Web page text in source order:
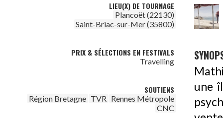
LIEU(X) DE TOURNAGE
Plancoët (22130)
Saint-Briac-sur-Mer (35800)
PRIX & SÉLECTIONS EN FESTIVALS
Travelling
SOUTIENS
Région Bretagne TVR Rennes Métropole
CNC
une